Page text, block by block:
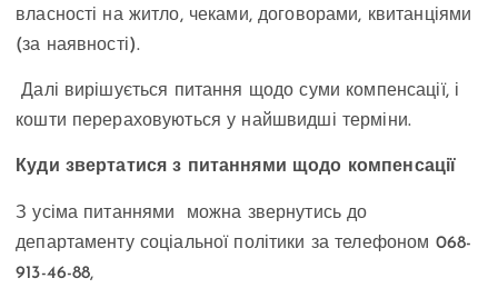
власності на житло, чеками, договорами, квитанціями
(за наявності).
Далі вирішується питання щодо суми компенсації, і
кошти перераховуються у найшвидші терміни.
Куди звертатися з питаннями щодо компенсації
З усіма питаннями можна звернутись до
департаменту соціальної політики за телефоном 068-
913-46-88,